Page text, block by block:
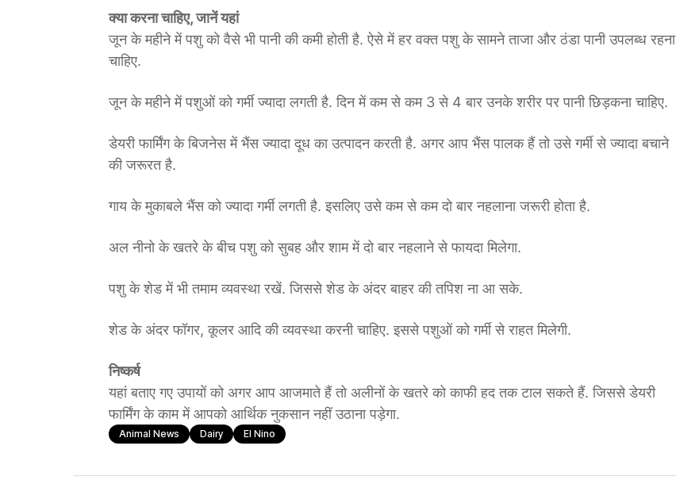
क्या करना चाहिए, जानें यहां
जून के महीने में पशु को वैसे भी पानी की कमी होती है. ऐसे में हर वक्त पशु के सामने ताजा और ठंडा पानी उपलब्ध रहना
चाहिए.
जून के महीने में पशुओं को गर्मी ज्यादा लगती है. दिन में कम से कम 3 से 4 बार उनके शरीर पर पानी छिड़कना चाहिए.
डेयरी फार्मिंग के बिजनेस में भैंस ज्यादा दूध का उत्पादन करती है. अगर आप भैंस पालक हैं तो उसे गर्मी से ज्यादा बचाने
की जरूरत है.
गाय के मुकाबले भैंस को ज्यादा गर्मी लगती है. इसलिए उसे कम से कम दो बार नहलाना जरूरी होता है.
अल नीनो के खतरे के बीच पशु को सुबह और शाम में दो बार नहलाने से फायदा मिलेगा.
पशु के शेड में भी तमाम व्यवस्था रखें. जिससे शेड के अंदर बाहर की तपिश ना आ सके.
शेड के अंदर फॉगर, कूलर आदि की व्यवस्था करनी चाहिए. इससे पशुओं को गर्मी से राहत मिलेगी.
निष्कर्ष
यहां बताए गए उपायों को अगर आप आजमाते हैं तो अलीनों के खतरे को काफी हद तक टाल सकते हैं. जिससे डेयरी
फार्मिंग के काम में आपको आर्थिक नुकसान नहीं उठाना पड़ेगा.
Animal News Dairy El Nino